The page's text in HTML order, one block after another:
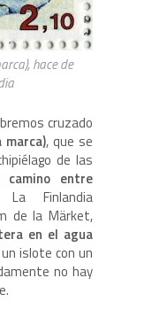
hace de
cruzado
, que se
de las
entre
Finlandia
de la Märket,
en el agua
islote con un
no hay